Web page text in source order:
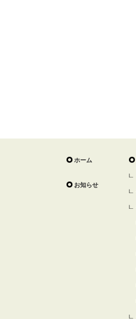
ホーム
お知らせ